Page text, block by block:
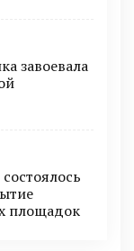
завоевала
площадок